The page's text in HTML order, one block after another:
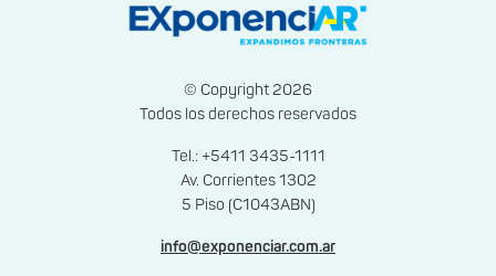
© Copyright 2026
Todos los derechos reservados
Tel.: +5411 3435-1111
Av. Corrientes 1302
5 Piso (C1043ABN)
info@exponenciar.com.ar